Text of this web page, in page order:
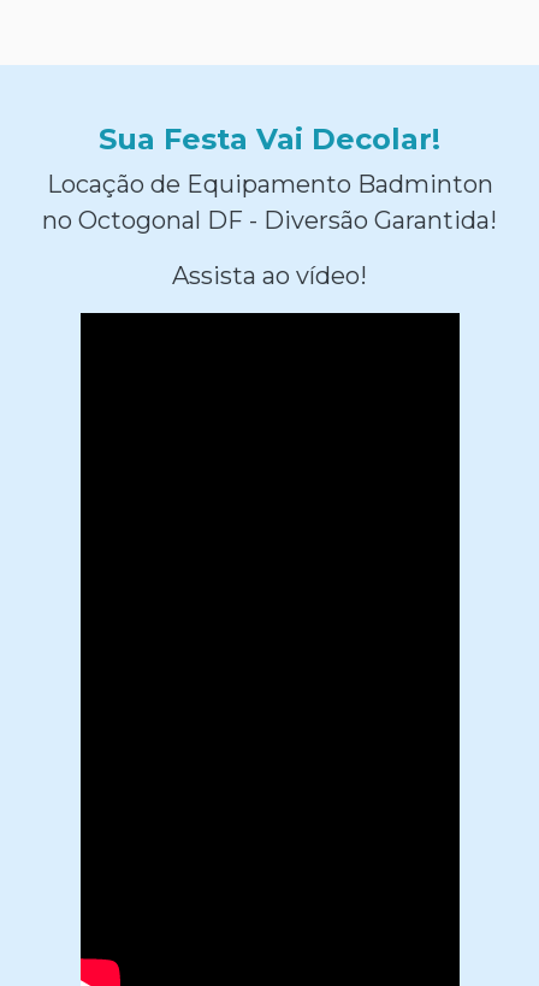
Sua Festa Vai Decolar!
Locação de Equipamento Badminton
no Octogonal DF - Diversão Garantida!
Assista ao vídeo!